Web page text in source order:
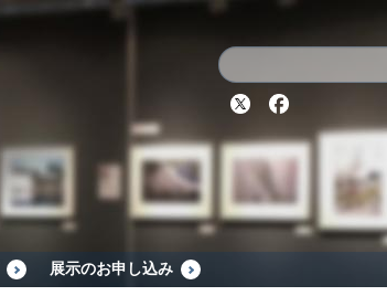
Twitter
展示のお申し込み